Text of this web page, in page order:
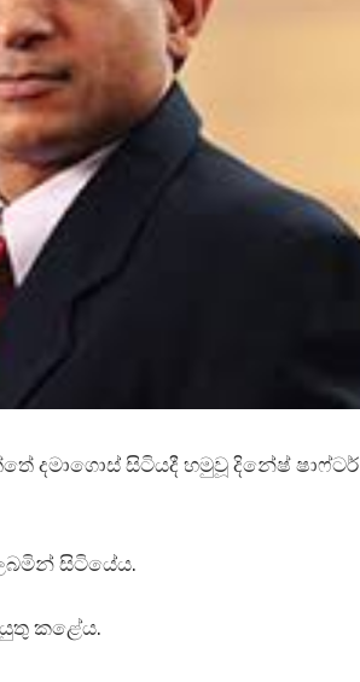
දමාගොස් සිටියදී හමුවූ දිනේෂ් ෂාෆ්ටර්
සිටියේය.
කළේය.